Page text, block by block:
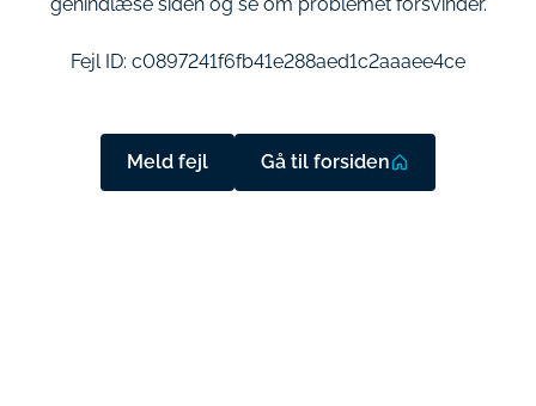
Fejl ID: c0897241f6fb41e288aed1c2aaaee4ce
Meld fejl Gå til forsiden